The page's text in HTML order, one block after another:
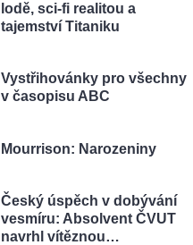
lodě, sci-fi realitou a
tajemství Titaniku
Vystřihovánky pro všechny
v časopisu ABC
Mourrison: Narozeniny
Český úspěch v dobývání
vesmíru: Absolvent ČVUT
navrhl vítěznou…